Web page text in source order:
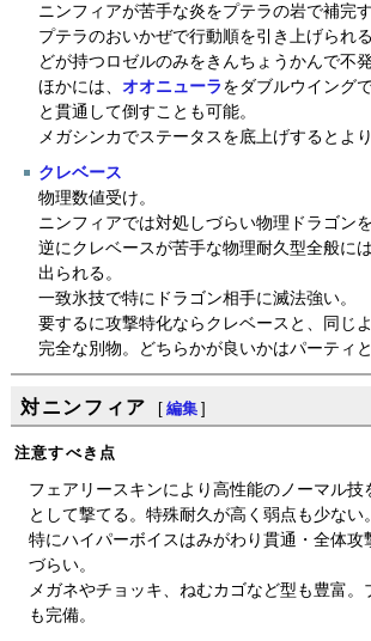
ニンフィアが苦手な炎をプテラの岩で補完
プテラのおいかぜで行動順を引き上げられる
どが持つロゼルのみをきんちょうかんで不
ほかには、オオニューラ をダブルウイング
と貫通して倒すことも可能。
メガシンカでステータスを底上げするとよ
クレベース
物理数値受け。
ニンフィアでは対処しづらい物理ドラゴン
逆にクレベースが苦手な物理耐久型全般に
出られる。
一致氷技で特にドラゴン相手に滅法強い。
要するに攻撃特化ならクレベースと、同じ
完全な別物。どちらかが良いかはパーティと
対ニンフィア [ 編集 ]
注意すべき点
フェアリースキンにより高性能のノーマル技
として撃てる。特殊耐久が高く弱点も少ない。
特にハイパーボイスはみがわり貫通・全体攻
づらい。
メガネやチョッキ、ねむカゴなど型も豊富
も完備。